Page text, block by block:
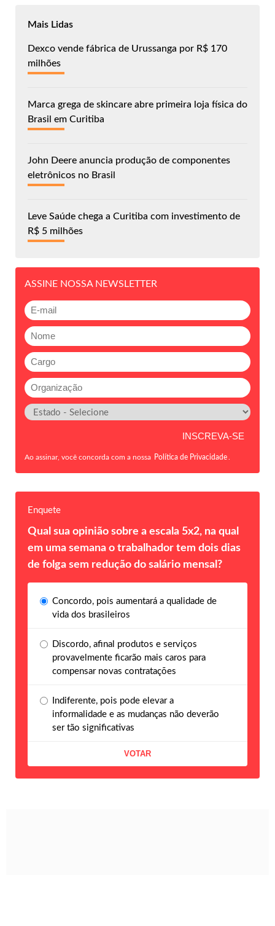
Mais Lidas
Dexco vende fábrica de Urussanga por R$ 170
milhões
Marca grega de skincare abre primeira loja física do
Brasil em Curitiba
John Deere anuncia produção de componentes
eletrônicos no Brasil
Leve Saúde chega a Curitiba com investimento de
R$ 5 milhões
ASSINE NOSSA NEWSLETTER
Ao assinar, você concorda com a nossa Política de Privacidade
Enquete
Qual sua opinião sobre a escala 5x2, na qual
em uma semana o trabalhador tem dois dias
de folga sem redução do salário mensal?
Concordo, pois aumentará a qualidade de
vida dos brasileiros
Discordo, afinal produtos e serviços
provavelmente ficarão mais caros para
compensar novas contratações
Indiferente, pois pode elevar a
informalidade e as mudanças não deverão
ser tão significativas